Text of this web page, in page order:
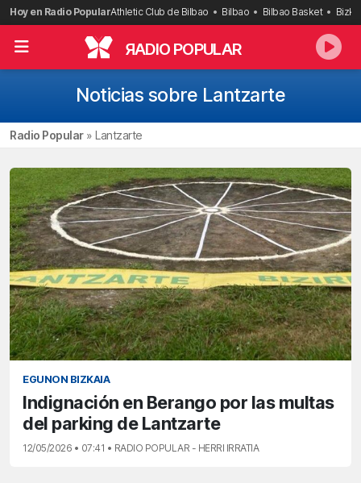
Saltar
al
contenido
Hoy en Radio PopularAthletic Club de Bilbao Bilbao Bilbao Basket
RADIO POPULAR
Noticias sobre Lantzarte
Radio Popular» Lantzarte
EGUNON BIZKAIA
Indignación en Berango por las multas
del parking de Lantzarte
12/05/2026 • 07:41 • RADIO POPULAR - HERRI IRRATIA